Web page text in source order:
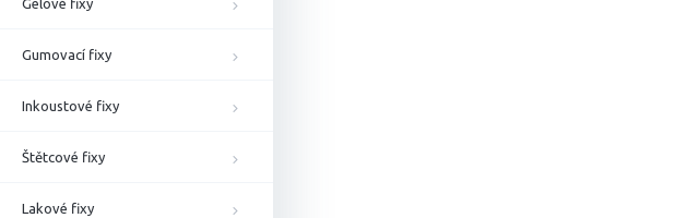
Gelové fixy
Gumovací fixy
Inkoustové fixy
Štětcové fixy
Lakové fixy